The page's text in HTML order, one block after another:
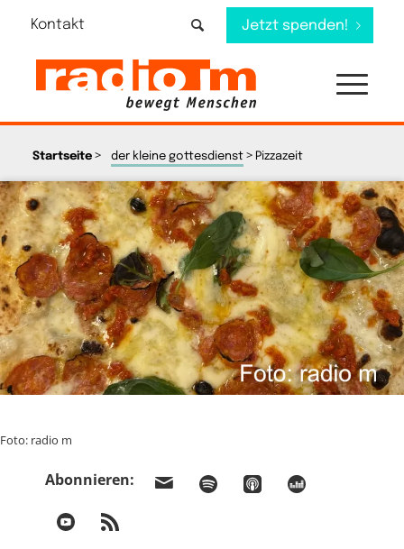
Kontakt Jetzt spenden!
Startseite> der kleine gottesdienst> Pizzazeit
Foto: radio m
Abonnieren: